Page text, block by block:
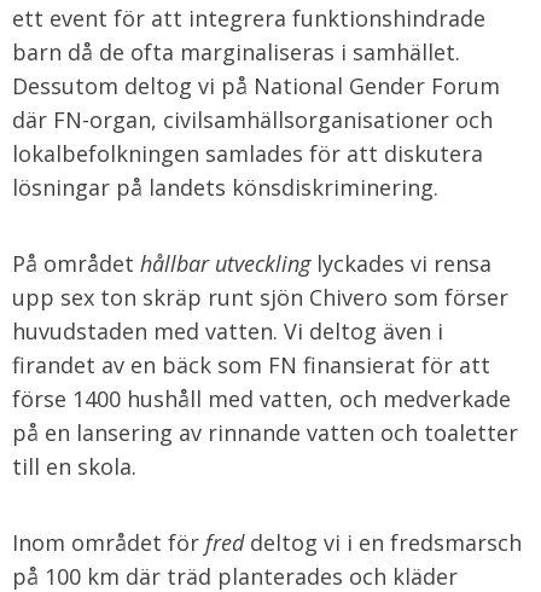
ett event för att integrera funktionshindrade
barn då de ofta marginaliseras i samhället.
Dessutom deltog vi på National Gender Forum
där FN-organ, civilsamhällsorganisationer och
lokalbefolkningen samlades för att diskutera
lösningar på landets könsdiskriminering.
På området hållbarutvecklinglyckades vi rensa
upp sex ton skräp runt sjön Chivero som förser
huvudstaden med vatten. Vi deltog även i
firandet av en bäck som FN finansierat för att
förse 1400 hushåll med vatten, och medverkade
på en lansering av rinnande vatten och toaletter
till en skola.
Inom området för fred deltog vi i en fredsmarsch
på 100 km där träd planterades och kläder